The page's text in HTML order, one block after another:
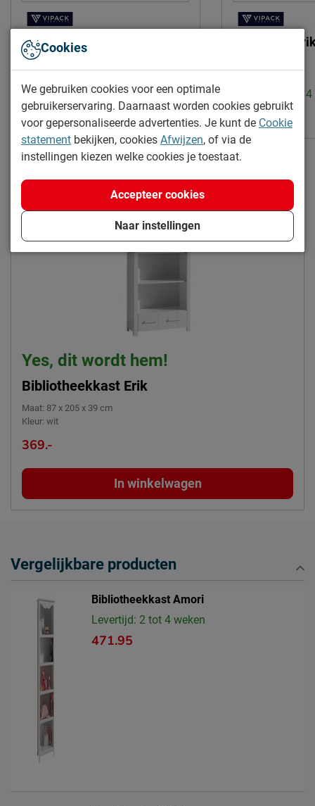
Kinderkamer Erik met
nachtkast en 2-deurs kast
Levertijd: 2 tot 4 weken
943.-
Gratis verzending
Nachtkast
Levertijd: 2 tot
109.-
Yes, dit wordt hem!
Bibliotheekkast Erik
Maat: 87 x 205 x 39 cm
Kleur: wit
369.-
In winkelwagen
Vergelijkbare producten
Bibliotheekkast Amori
Levertijd: 2 tot 4 weken
471.95
Cookies
We gebruiken cookies voor een optimale
gebruikerservaring. Daarnaast worden cookies gebruikt
voor gepersonaliseerde advertenties. Je kunt de Cookie
statement bekijken, cookies Afwijzen, of via de
instellingen kiezen welke cookies je toestaat.
Naar instellingen
Accepteer cookies